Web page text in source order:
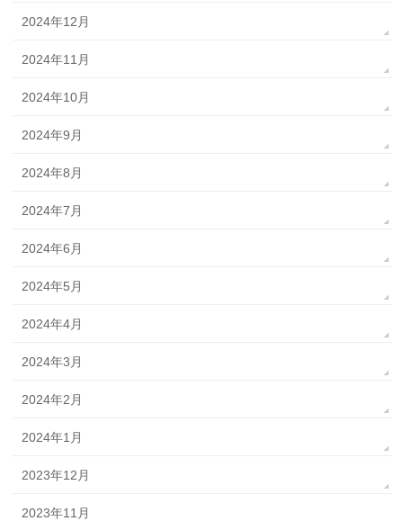
2024年12月
2024年11月
2024年10月
2024年9月
2024年8月
2024年7月
2024年6月
2024年5月
2024年4月
2024年3月
2024年2月
2024年1月
2023年12月
2023年11月